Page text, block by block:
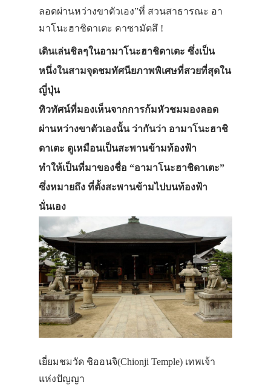
ลอดผ่านหว่างขาตัวเอง”ที่ สวนสาธารณะ อา
มาโนะฮาชิดาเตะ คาซามัตสึ !
เดินเล่นชิลๆในอามาโนะฮาชิดาเตะ ซึ่งเป็น
หนึ่งในสามจุดชมทัศนียภาพพิเศษที่สวยที่สุดใน
ญี่ปุ่น
ทิวทัศน์ที่มองเห็นจากการก้มหัวชมมองลอด
ผ่านหว่างขาตัวเองนั้น ว่ากันว่า อามาโนะฮาชิ
ดาเตะ ดูเหมือนเป็นสะพานข้ามท้องฟ้า
ทำให้เป็นที่มาของชื่อ “อามาโนะฮาชิดาเตะ”
ซึ่งหมายถึง ที่ตั้งสะพานข้ามไปบนท้องฟ้า
นั่นเอง
เยี่ยมชมวัด ชิออนจิ(Chionji Temple) เทพเจ้า
แห่งปัญญา